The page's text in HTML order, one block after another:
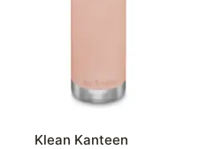
Klean Kanteen